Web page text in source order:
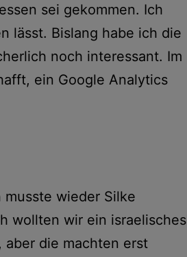
sei gekommen. Ich
lässt. Bislang habe ich die
noch interessant. Im
ein Google Analytics
musste wieder Silke
wollten wir ein israelisches
aber die machten erst